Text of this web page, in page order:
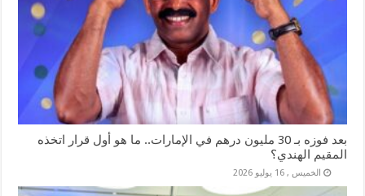
بعد فوزه بـ 30 مليون درهم في الإمارات.. ما هو أول قرار اتخذه
المقيم الهندي؟
الخميس , 16 يوليو 2026